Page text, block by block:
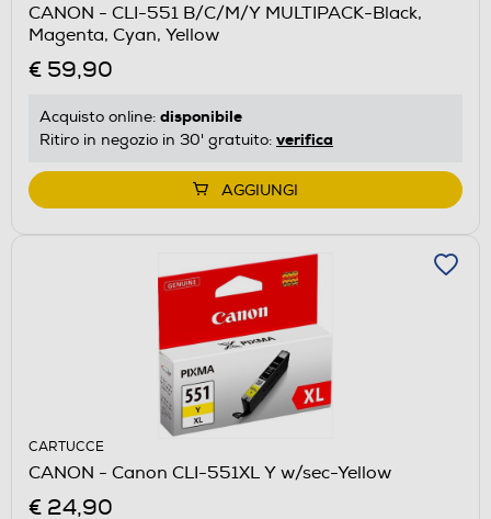
CANON - CLI-551 B/C/M/Y MULTIPACK-Black,
Magenta, Cyan, Yellow
€ 59,90
Acquisto online: disponibile
Ritiro in negozio in 30' gratuito: verifica
AGGIUNGI
CARTUCCE
CANON - Canon CLI-551XL Y w/sec-Yellow
€ 24,90